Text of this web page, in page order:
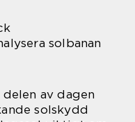
solbanan
av dagen
solskydd